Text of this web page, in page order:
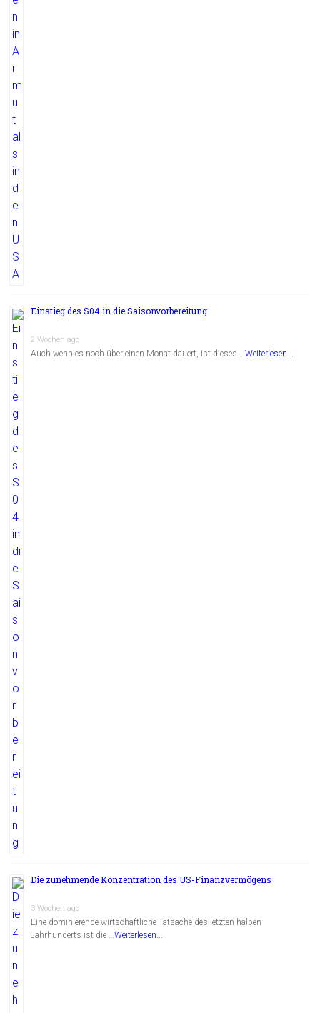
Einstieg des S04 in die Saisonvorbereitung
2 Wochen ago
Auch wenn es noch über einen Monat dauert, ist dieses …Weiterlesen...
Die zunehmende Konzentration des US-Finanzvermögens
3 Wochen ago
Eine dominierende wirtschaftliche Tatsache des letzten halben
Jahrhunderts ist die …Weiterlesen...